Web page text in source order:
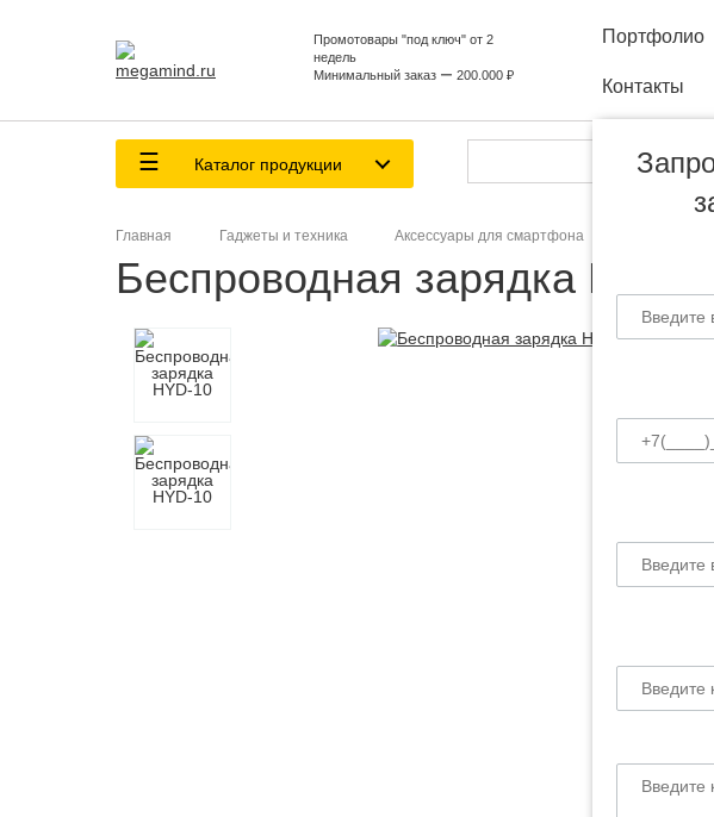
Промотовары "под ключ" от 2
недель
Минимальный заказ ー 200.000 ₽
Портфолио
Контакты
Каталог продукции
Главная Гаджеты и техника Аксессуары для смартфона
Беспроводная зарядка HYD-